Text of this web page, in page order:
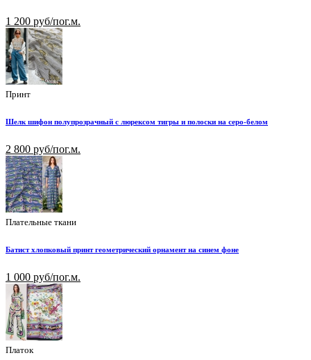
1 200 руб/пог.м.
Принт
Шелк шифон полупрозрачный с люрексом тигры и полоски на серо-белом
2 800 руб/пог.м.
Плательные ткани
Батист хлопковый принт геометрический орнамент на синем фоне
1 000 руб/пог.м.
Платок